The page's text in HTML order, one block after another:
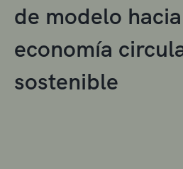
de modelo
economía
sostenible